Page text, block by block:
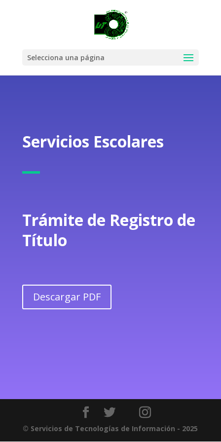
Selecciona una página
Servicios Escolares
Trámite de Registro de
Título
Descargar PDF
© Servicios de Tecnologías de Información - 2025